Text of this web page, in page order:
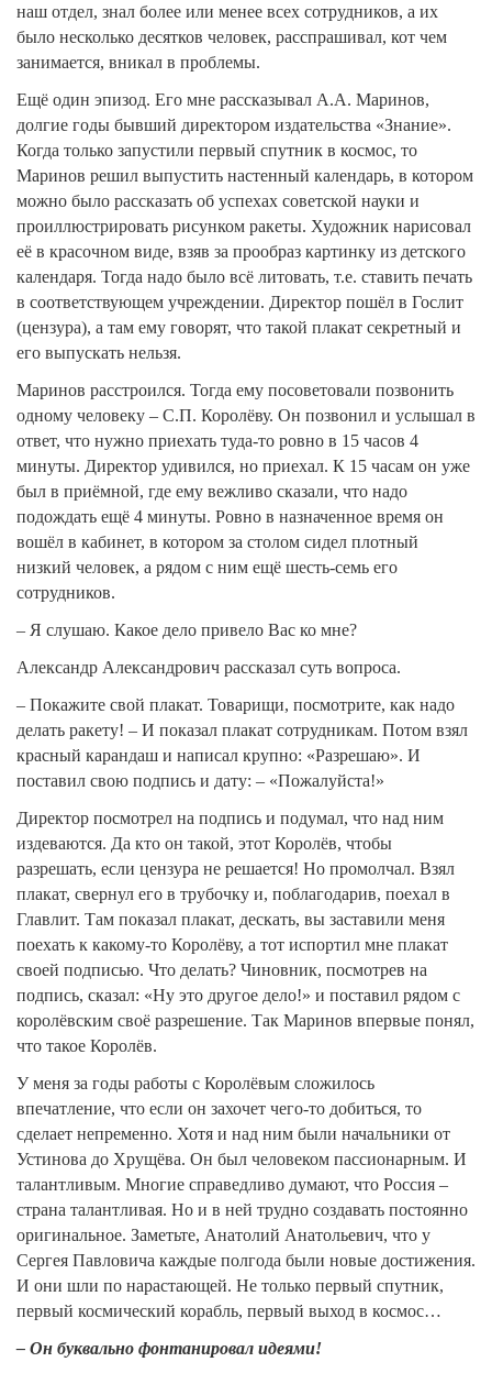
наш отдел, знал более или менее всех сотрудников, а их
было несколько десятков человек, расспрашивал, кот чем
занимается, вникал в проблемы.
Ещё один эпизод. Его мне рассказывал А.А. Маринов,
долгие годы бывший директором издательства «Знание».
Когда только запустили первый спутник в космос, то
Маринов решил выпустить настенный календарь, в котором
можно было рассказать об успехах советской науки и
проиллюстрировать рисунком ракеты. Художник нарисовал
её в красочном виде, взяв за прообраз картинку из детского
календаря. Тогда надо было всё литовать, т.е. ставить печать
в соответствующем учреждении. Директор пошёл в Гослит
(цензура), а там ему говорят, что такой плакат секретный и
его выпускать нельзя.
Маринов расстроился. Тогда ему посоветовали позвонить
одному человеку – С.П. Королёву. Он позвонил и услышал в
ответ, что нужно приехать туда-то ровно в 15 часов 4
минуты. Директор удивился, но приехал. К 15 часам он уже
был в приёмной, где ему вежливо сказали, что надо
подождать ещё 4 минуты. Ровно в назначенное время он
вошёл в кабинет, в котором за столом сидел плотный
низкий человек, а рядом с ним ещё шесть-семь его
сотрудников.
– Я слушаю. Какое дело привело Вас ко мне?
Александр Александрович рассказал суть вопроса.
– Покажите свой плакат. Товарищи, посмотрите, как надо
делать ракету! – И показал плакат сотрудникам. Потом взял
красный карандаш и написал крупно: «Разрешаю». И
поставил свою подпись и дату: – «Пожалуйста!»
Директор посмотрел на подпись и подумал, что над ним
издеваются. Да кто он такой, этот Королёв, чтобы
разрешать, если цензура не решается! Но промолчал. Взял
плакат, свернул его в трубочку и, поблагодарив, поехал в
Главлит. Там показал плакат, дескать, вы заставили меня
поехать к какому-то Королёву, а тот испортил мне плакат
своей подписью. Что делать? Чиновник, посмотрев на
подпись, сказал: «Ну это другое дело!» и поставил рядом с
королёвским своё разрешение. Так Маринов впервые понял,
что такое Королёв.
У меня за годы работы с Королёвым сложилось
впечатление, что если он захочет чего-то добиться, то
сделает непременно. Хотя и над ним были начальники от
Устинова до Хрущёва. Он был человеком пассионарным. И
талантливым. Многие справедливо думают, что Россия –
страна талантливая. Но и в ней трудно создавать постоянно
оригинальное. Заметьте, Анатолий Анатольевич, что у
Сергея Павловича каждые полгода были новые достижения.
И они шли по нарастающей. Не только первый спутник,
первый космический корабль, первый выход в космос…
– Он буквально фонтанировал идеями!